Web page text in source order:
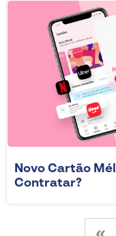
Novo Cartão
Contratar?